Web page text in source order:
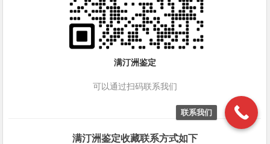
满汀洲鉴定
可以通过扫码联系我们
满汀洲鉴定收藏联系方式如下
联系我们